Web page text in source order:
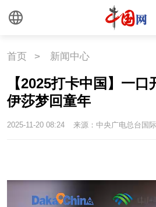
首页 > 新闻中心
【2025打卡中国】一
伊莎梦回童年
2025-11-20 08:24 来源：中央广电总台国